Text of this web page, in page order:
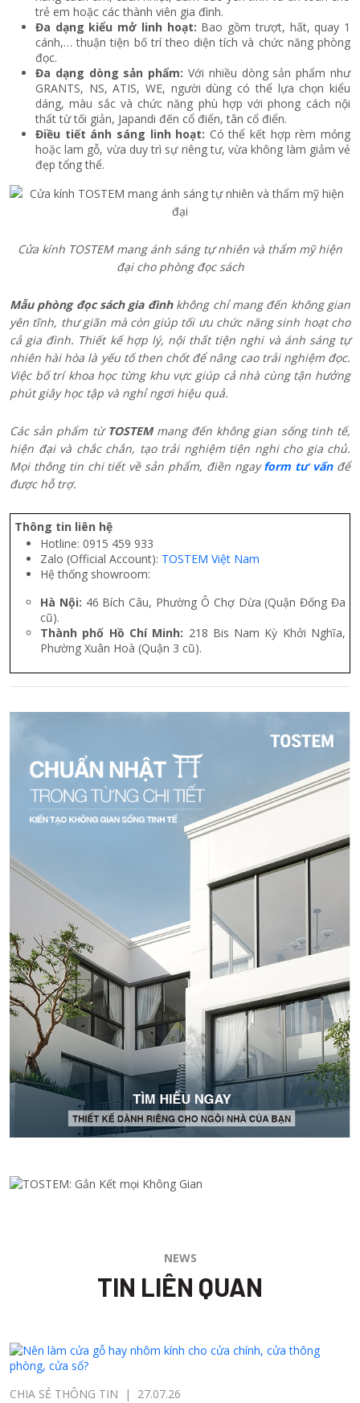
trẻ em hoặc các thành viên gia đình.
Đa dạng kiểu mở linh hoạt: Bao gồm trượt, hất, quay 1
cánh,… thuận tiện bố trí theo diện tích và chức năng phòng
đọc.
Đa dạng dòng sản phẩm: Với nhiều dòng sản phẩm như
GRANTS, NS, ATIS, WE, người dùng có thể lựa chọn kiểu
dáng, màu sắc và chức năng phù hợp với phong cách nội
thất từ tối giản, Japandi đến cổ điển, tân cổ điển.
Điều tiết ánh sáng linh hoạt: Có thể kết hợp rèm mỏng
hoặc lam gỗ, vừa duy trì sự riêng tư, vừa không làm giảm vẻ
đẹp tổng thể.
Cửa kính TOSTEM mang ánh sáng tự nhiên và thẩm mỹ hiện
đại cho phòng đọcsách
Mẫu phòng đọc sách gia đình không chỉ mang đến không gian
yên tĩnh, thư giãn mà còn giúp tối ưu chức năng sinh hoạt cho
cả gia đình. Thiết kế hợp lý, nội thất tiện nghi và ánh sáng tự
nhiên hài hòa là yếu tố then chốt để nâng cao trải nghiệm đọc.
Việc bố trí khoa học từng khu vực giúp cả nhà cùng tận hưởng
phút giây học tập và nghỉ ngơi hiệu quả.
Các sản phẩm từ TOSTEM mang đến không gian sống tinh tế,
hiện đại và chắc chắn, tạo trải nghiệm tiện nghi cho gia chủ.
Mọi thông tin chi tiết về sản phẩm, điền ngayform tư vấnđể
được hỗ trợ.
Thông tin liên hệ
Hotline: 0915 459 933
Zalo (Official Account): TOSTEM Việt Nam
Hệ thống showroom:
Hà Nội: 46 Bích Câu, Phường Ô Chợ Dừa (Quận Đống Đa
cũ).
Thành phố Hồ Chí Minh: 218 Bis Nam Kỳ Khởi Nghĩa,
Phường Xuân Hoà (Quận 3 cũ).
NEWS
TIN LIÊN QUAN
CHIA SẺ THÔNG TIN | 27.07.26